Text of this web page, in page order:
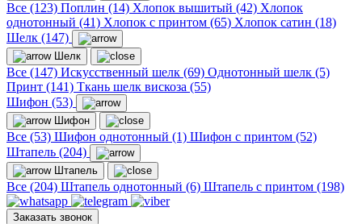
Все (123) Поплин (14) Хлопок вышитый (42) Хлопок
однотонный (41) Хлопок с принтом (65) Хлопок сатин (18)
Шелк (147)
Шелк
Все (147) Искусственный шелк (69) Однотонный шелк (5)
Принт (141) Ткань шелк вискоза (55)
Шифон (53)
Шифон
Все (53) Шифон однотонный (1) Шифон с принтом (52)
Штапель (204)
Штапель
Все (204) Штапель однотонный (6) Штапель с принтом (198)
Заказать звонок